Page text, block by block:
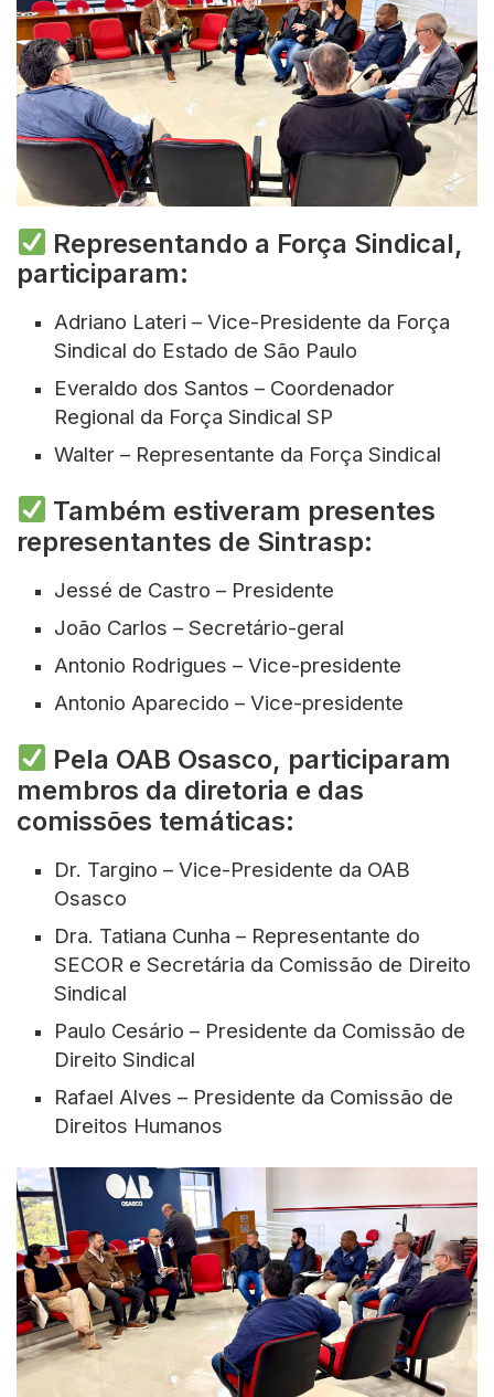
Representando a Força Sindical,
participaram:
Adriano Lateri – Vice-Presidente da Força
Sindical do Estado de São Paulo
Everaldo dos Santos – Coordenador
Regional da Força Sindical SP
Walter – Representante da Força Sindical
Também estiveram presentes
representantes de Sintrasp:
Jessé de Castro – Presidente
João Carlos – Secretário-geral
Antonio Rodrigues – Vice-presidente
Antonio Aparecido – Vice-presidente
Pela OAB Osasco, participaram
membros da diretoria e das
comissões temáticas:
Dr. Targino – Vice-Presidente da OAB
Osasco
Dra. Tatiana Cunha – Representante do
SECOR e Secretária da Comissão de Direito
Sindical
Paulo Cesário – Presidente da Comissão de
Direito Sindical
Rafael Alves – Presidente da Comissão de
Direitos Humanos